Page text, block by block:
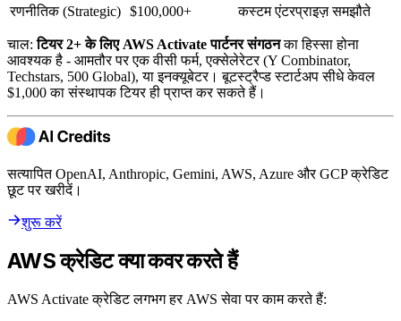
रणनीतिक (Strategic) $100,000+ कस्टम एंटरप्राइज़ समझौते
चाल:टियर 2+ के लिए AWS Activate पार्टनर संगठनका हिस्सा होना
आवश्यक है - आमतौर पर एक वीसी फर्म, एक्सेलेरेटर (Y Combinator,
Techstars, 500 Global), या इनक्यूबेटर। बूटस्ट्रैप्ड स्टार्टअप सीधे केवल
$1,000 का संस्थापक टियर ही प्राप्त कर सकते हैं।
सत्यापित OpenAI, Anthropic, Gemini, AWS, Azure और GCP क्रेडिट
छूट पर खरीदें।
शुरू करें
AWS क्रेडिट क्या कवर करते हैं
AWS Activate क्रेडिट लगभग हर AWS सेवा पर काम करते हैं: